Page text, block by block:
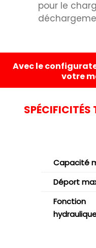
pour le
Avec le
votre
SPÉCIFICITÉS
Capacité
Déport
Fonction